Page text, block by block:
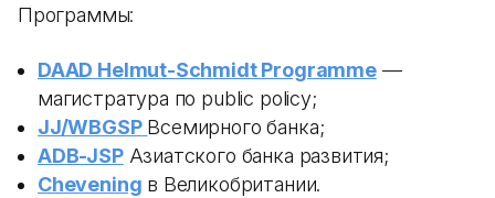
Программы:
DAAD Helmut-Schmidt Programme—
магистратура по public policy;
JJ/WBGSP Всемирного банка;
ADB-JSPАзиатского банка развития;
Chevening в Великобритании.